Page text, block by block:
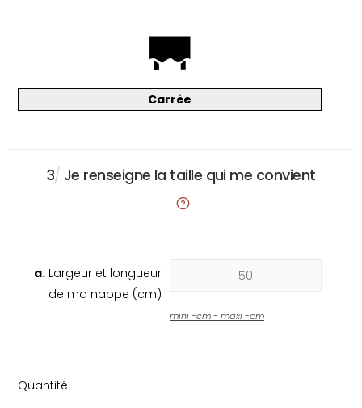
Carrée
3/ Je renseigne la taille qui me convient
a. Largeur et longueur
de ma nappe (cm)
mini-cm - maxi-cm
Quantité